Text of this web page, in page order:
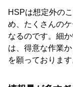
HSPは想定外の
め、たくさんの
なるのです。細
は、得意な作業
を願っております